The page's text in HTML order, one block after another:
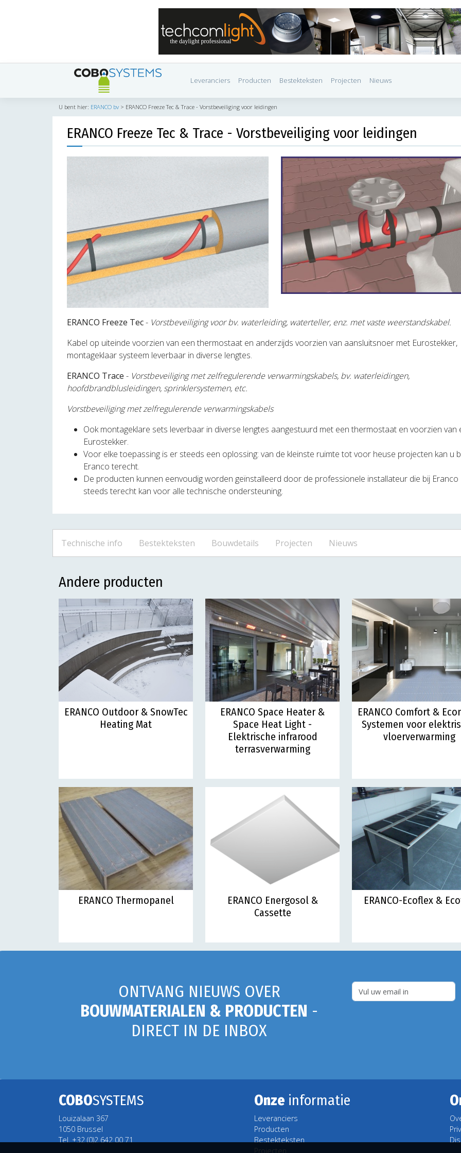
Leveranciers Producten Bestekteksten Projecten Nieuws
U bent hier: ERANCO bv > ERANCO Freeze Tec & Trace - Vorstbeveiliging voor leidingen
ERANCO Freeze Tec & Trace - Vorstbeveiliging voor leidingen
ERANCO Freeze Tec- Vorstbeveiliging voor bv. waterleiding, waterteller, enz. met vaste weerstandskabel.
Kabel op uiteinde voorzien van een thermostaat en anderzijds voorzien van aansluitsnoer met Eurostekker,
montageklaar systeem leverbaar in diverse lengtes.
ERANCO Trace - Vorstbeveiliging met zelfregulerende verwarmingskabels, bv. waterleidingen,
hoofdbrandblusleidingen, sprinklersystemen, etc.
Vorstbeveiliging met zelfregulerende verwarmingskabels
Ook montageklare sets leverbaar in diverse lengtes aangestuurd met een thermostaat en voorzien van
Eurostekker.
Voor elke toepassing is er steeds een oplossing: van de kleinste ruimte tot voor heuse projecten kan u
Eranco terecht.
De producten kunnen eenvoudig worden geïnstalleerd door de professionele installateur die bij Eranco
steeds terecht kan voor alle technische ondersteuning.
Technische info Bestekteksten Bouwdetails Projecten Nieuws
Andere producten
ERANCO Outdoor & SnowTec
Heating Mat
ERANCO Space Heater &
Space Heat Light -
Elektrische infrarood
terrasverwarming
ERANCO Comfort &
Systemen voor
vloerverwarming
ERANCO Thermopanel
ERANCO Energosol &
Cassette
ERANCO-Ecoflex &
ONTVANG NIEUWS OVER
BOUWMATERIALEN & PRODUCTEN -
DIRECT IN DE INBOX
COBOSYSTEMS
Louizalaan 367
1050 Brussel
Tel. +32 (0)2 642 00 71
Onze informatie
Leveranciers
Producten
Bestekteksten
Projecten